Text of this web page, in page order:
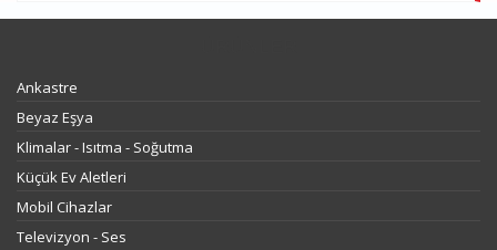
Ankastre
Beyaz Eşya
Klimalar - Isıtma - Soğutma
Küçük Ev Aletleri
Mobil Cihazlar
Televizyon - Ses